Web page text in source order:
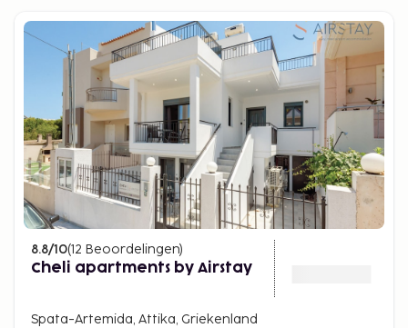
8.8/10(12 Beoordelingen)
Cheli apartments by Airstay
Spata-Artemida, Attika, Griekenland